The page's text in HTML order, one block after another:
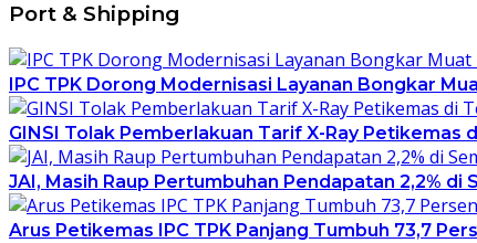
Port & Shipping
IPC TPK Dorong Modernisasi Layanan Bongkar
GINSI Tolak Pemberlakuan Tarif X-Ray Petikemas
JAI, Masih Raup Pertumbuhan Pendapatan 2,2% di
Arus Petikemas IPC TPK Panjang Tumbuh 73,7